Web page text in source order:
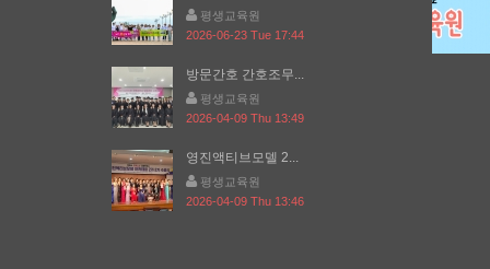
평생교육원
2026-06-23 Tue 17:44
방문간호 간호조무...
평생교육원
2026-04-09 Thu 13:49
영진액티브모델 2...
평생교육원
2026-04-09 Thu 13:46